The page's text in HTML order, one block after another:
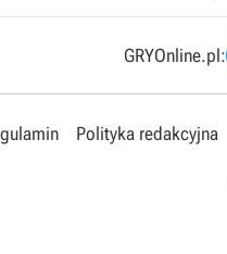
GRYOnline.pl:
Polityka redakcyjna